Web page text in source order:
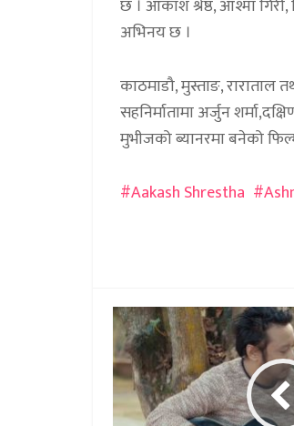
छ । आकाश श्रेष्ठ, आश्मा
अभिनय छ ।
काठमाडौ, मुस्ताङ, राराताल
सहनिर्मातामा अर्जुन
मुभीजको ब्यानरमा बनेको
Aakash Shrestha